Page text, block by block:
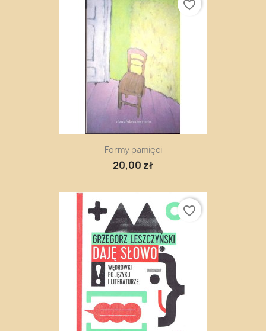
Formy pamięci
20,00 zł
favorite_border
favorite_border